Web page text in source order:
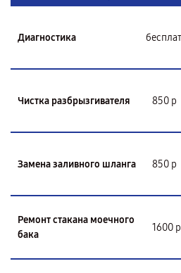
Диагностика
Чистка разбрызгивателя 850 р
Замена заливного шланга 850 р
Ремонт стакана моечного
бака
1600 р